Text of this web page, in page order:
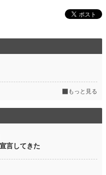
もっと見る
言してきた